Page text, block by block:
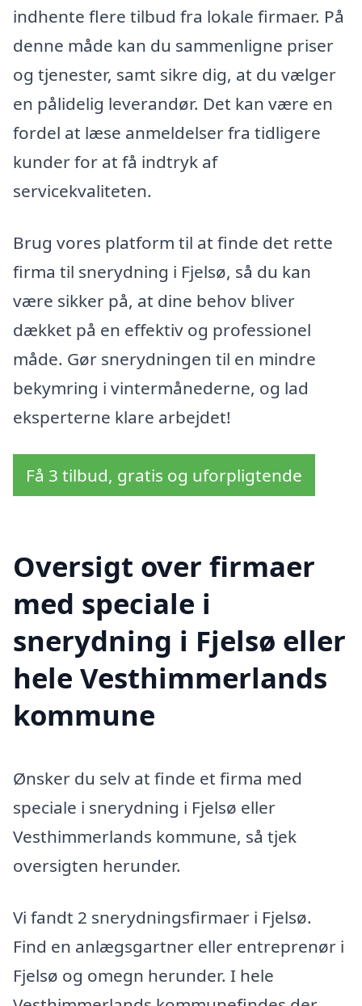
indhente flere tilbud fra lokale firmaer. På
denne måde kan du sammenligne priser
og tjenester, samt sikre dig, at du vælger
en pålidelig leverandør. Det kan være en
fordel at læse anmeldelser fra tidligere
kunder for at få indtryk af
servicekvaliteten.
Brug vores platform til at finde det rette
firma til snerydning i Fjelsø, så du kan
være sikker på, at dine behov bliver
dækket på en effektiv og professionel
måde. Gør snerydningen til en mindre
bekymring i vintermånederne, og lad
eksperterne klare arbejdet!
Få 3 tilbud, gratis og uforpligtende
Oversigt over firmaer
med speciale i
snerydning i Fjelsø eller
hele Vesthimmerlands
kommune
Ønsker du selv at finde et firma med
speciale i snerydning i Fjelsø eller
Vesthimmerlands kommune, så tjek
oversigten herunder.
Vi fandt 2 snerydningsfirmaer i Fjelsø.
Find en anlægsgartner eller entreprenør i
Fjelsø og omegn herunder. I hele